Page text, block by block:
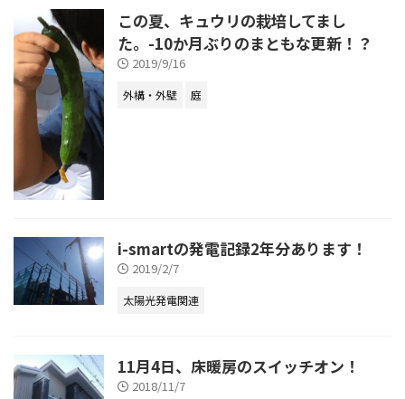
この夏、キュウリの栽培してまし
た。-10か月ぶりのまともな更新！？
2019/9/16
外構・外壁 庭
i-smartの発電記録2年分あります！
2019/2/7
太陽光発電関連
11月4日、床暖房のスイッチオン！
2018/11/7